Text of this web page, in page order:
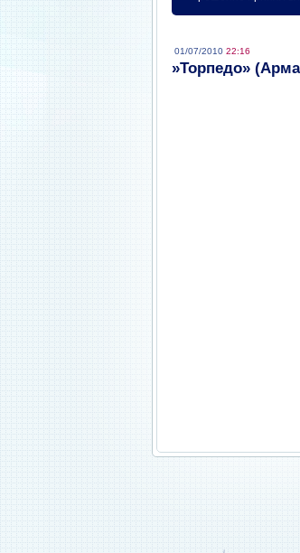
01/07/2010 22:16
»Торпедо»